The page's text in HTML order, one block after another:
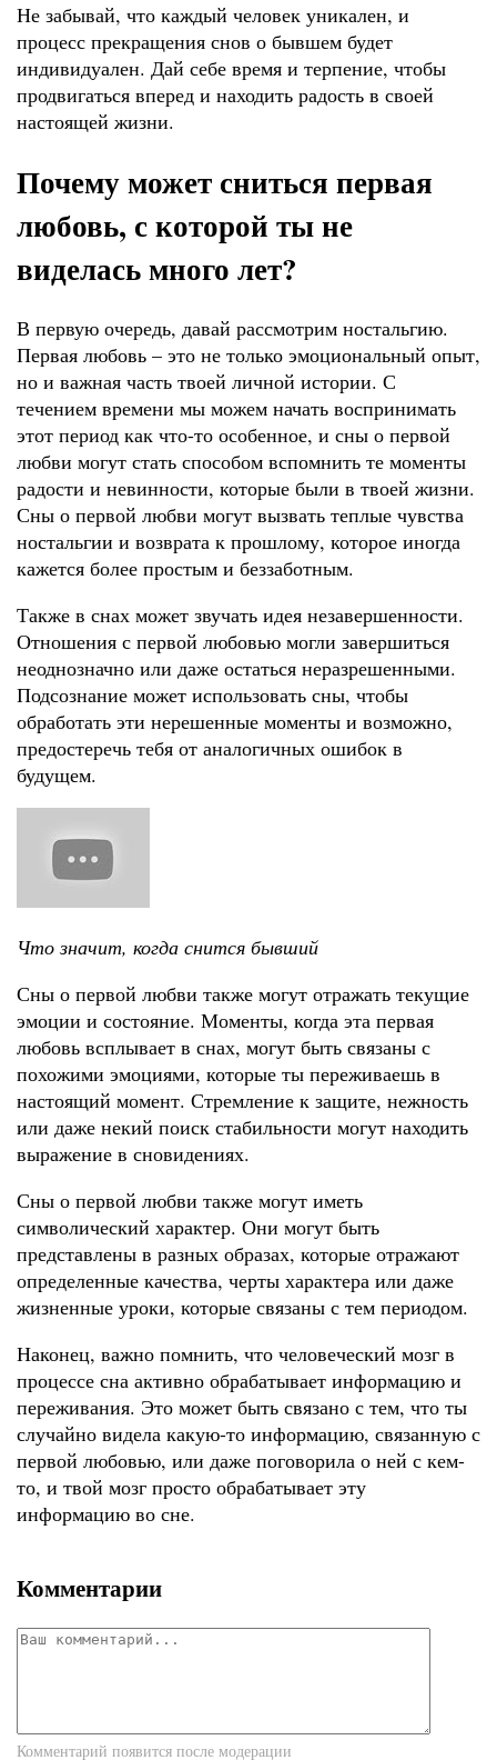
Не забывай, что каждый человек уникален, и
процесс прекращения снов о бывшем будет
индивидуален. Дай себе время и терпение, чтобы
продвигаться вперед и находить радость в своей
настоящей жизни.
Почему может сниться первая
любовь, с которой ты не
виделась много лет?
В первую очередь, давай рассмотрим ностальгию.
Первая любовь – это не только эмоциональный опыт,
но и важная часть твоей личной истории. С
течением времени мы можем начать воспринимать
этот период как что-то особенное, и сны о первой
любви могут стать способом вспомнить те моменты
радости и невинности, которые были в твоей жизни.
Сны о первой любви могут вызвать теплые чувства
ностальгии и возврата к прошлому, которое иногда
кажется более простым и беззаботным.
Также в снах может звучать идея незавершенности.
Отношения с первой любовью могли завершиться
неоднозначно или даже остаться неразрешенными.
Подсознание может использовать сны, чтобы
обработать эти нерешенные моменты и возможно,
предостеречь тебя от аналогичных ошибок в
будущем.
Что значит, когда снится бывший
Сны о первой любви также могут отражать текущие
эмоции и состояние. Моменты, когда эта первая
любовь всплывает в снах, могут быть связаны с
похожими эмоциями, которые ты переживаешь в
настоящий момент. Стремление к защите, нежность
или даже некий поиск стабильности могут находить
выражение в сновидениях.
Сны о первой любви также могут иметь
символический характер. Они могут быть
представлены в разных образах, которые отражают
определенные качества, черты характера или даже
жизненные уроки, которые связаны с тем периодом.
Наконец, важно помнить, что человеческий мозг в
процессе сна активно обрабатывает информацию и
переживания. Это может быть связано с тем, что ты
случайно видела какую-то информацию, связанную с
первой любовью, или даже поговорила о ней с кем-
то, и твой мозг просто обрабатывает эту
информацию во сне.
Комментарии
Комментарий появится после модерации